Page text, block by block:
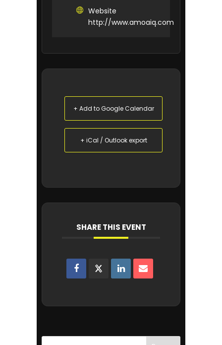
Website
http://www.amoaiq.com
+ Add to Google Calendar
+ iCal / Outlook export
SHARE THIS EVENT